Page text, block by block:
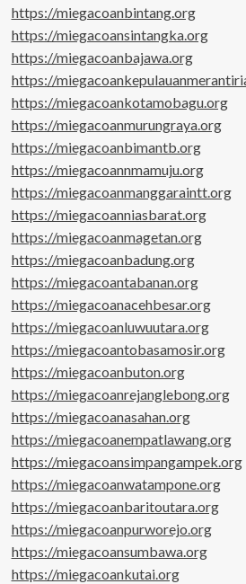
https://miegacoanbintang.org
https://miegacoansintangka.org
https://miegacoanbajawa.org
https://
https://miegacoankotamobagu.org
https://miegacoanmurungraya.org
https://miegacoanbimantb.org
https://miegacoannmamuju.org
https://miegacoanmanggaraintt.org
https://miegacoanniasbarat.org
https://miegacoanmagetan.org
https://miegacoanbadung.org
https://miegacoantabanan.org
https://miegacoanacehbesar.org
https://miegacoanluwuutara.org
https://miegacoantobasamosir.org
https://miegacoanbuton.org
https://miegacoanrejanglebong.org
https://miegacoanasahan.org
https://miegacoanempatlawang.org
https://miegacoansimpangampek.org
https://miegacoanwatampone.org
https://miegacoanbaritoutara.org
https://miegacoanpurworejo.org
https://miegacoansumbawa.org
https://miegacoankutai.org